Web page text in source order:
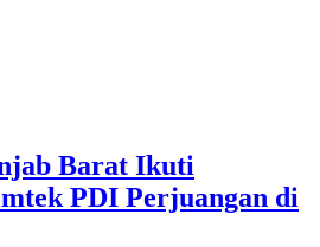
Barat Ikuti
PDI Perjuangan di